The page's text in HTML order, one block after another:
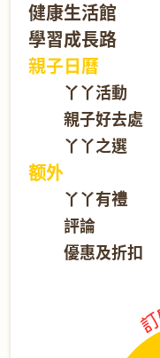
健康生活館
學習成長路
親子日曆
丫丫活動
親子好去處
丫丫之選
额外
丫丫有禮
評論
優惠及折扣